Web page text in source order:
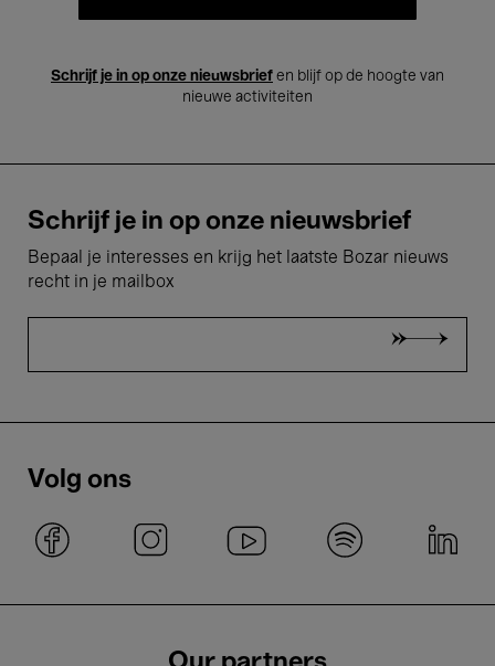
Schrijf je in op onze nieuwsbrief en blijf op de hoogte van
nieuwe activiteiten
Schrijf je in op onze nieuwsbrief
Bepaal je interesses en krijg het laatste Bozar nieuws
recht in je mailbox
Volg ons